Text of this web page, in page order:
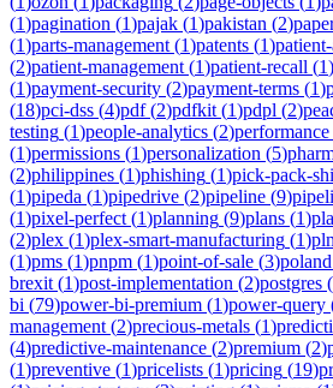
(1)pagination (1)pajak (1)pakistan (2)
(1)parts-management (1)patents (1)
(2)patient-management (1)patient-recall (1)
(1)payment-security (2)payment-terms (1)
(18)pci-dss (4)pdf(2)pdfkit (1)pdpl (2)
testing (1)people-analytics (2)performance
(1)permissions (1)personalization (5)
(2)philippines (1)phishing (1)pick-pack-
(1)pipeda (1)pipedrive (2)pipeline (9)
(1)pixel-perfect (1)planning (9)plans (1)
(2)plex (1)plex-smart-manufacturing (1)
(1)pms (1)pnpm (1)point-of-sale (3)poland
brexit (1)post-implementation (2)postgres (
bi (79)power-bi-premium (1)power-query
management (2)precious-metals (1)
(4)predictive-maintenance (2)premium (2)
(1)preventive (1)pricelists (1)pricing (19)